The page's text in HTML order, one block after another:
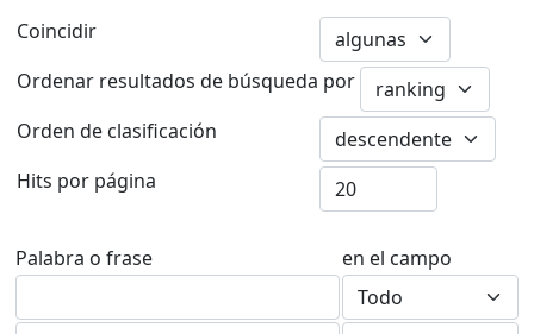
Coincidir
Ordenar resultados de búsqueda por
Orden de clasificación
Hits por página
Palabra o frase en el campo